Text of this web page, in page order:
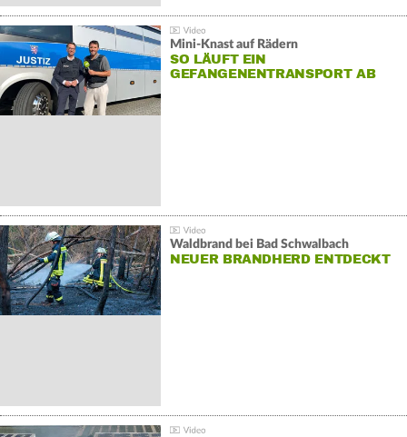
Mini-Knast auf Rädern
SO LÄUFT EIN
GEFANGENENTRANSPORT AB
Waldbrand bei Bad Schwalbach
NEUER BRANDHERD ENTDECKT